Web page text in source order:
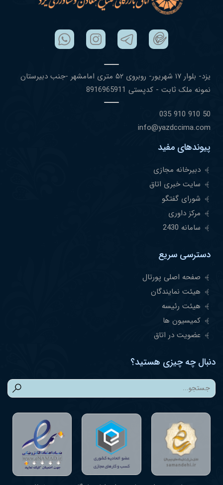
یزد- بلوار ١٧ شهریور- روبروی ۵٢ متری امامشهر -جنب دبیرستان
نمونه ملک ثابت - کدپستی 8916965911
50 910 910 035
info@yazdccima.com
پیوندهای مفید
دبیرخانه مجازی
سایت خبری اتاق
شورای گفتگو
مرکز داوری
سامانه 2430
دسترسی سریع
صفحه اصلی پورتال
هیئت نمایندگان
هیئت رئیسه
کمیسیون ها
عضویت در اتاق
دنبال چه چیزی هستید؟